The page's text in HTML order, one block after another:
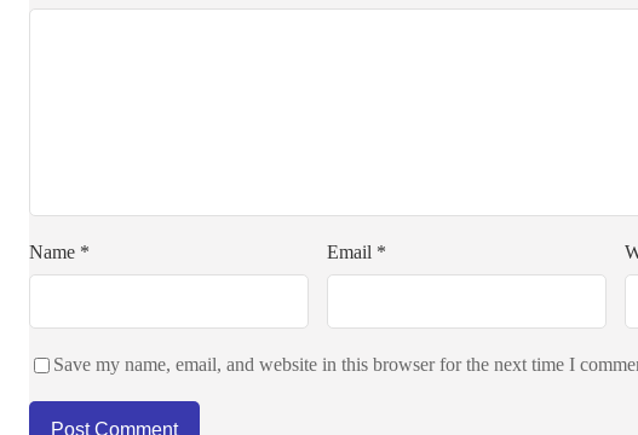
Name * Email *
Save my name, email, and website in this browser for the next time I